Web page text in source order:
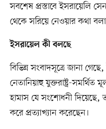
সবশেষ প্রস্তাবে ইসরায়েলি
থেকে সরিয়ে নেওয়ার কথা
ইসরায়েল কী বলছে
বিভিন্ন সংবাদসূত্রে জানা গেছে,
নেতানিয়াহু যুক্তরাষ্ট্র-সমর্থিত
হামাস যে সংশোধনী দিয়েছে,
করে প্রত্যাখ্যান করেছেন।